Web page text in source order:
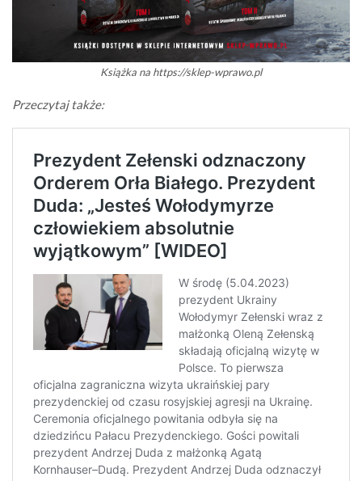
Książka na https://sklep-wprawo.pl
Przeczytaj także: